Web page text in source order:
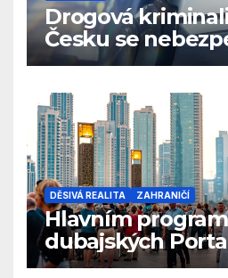
Drogová
Česku se
rozrůstá
DĚSIVÁ REALITA ZAHRANIČÍ
Hlavním
dubajských
večírků je